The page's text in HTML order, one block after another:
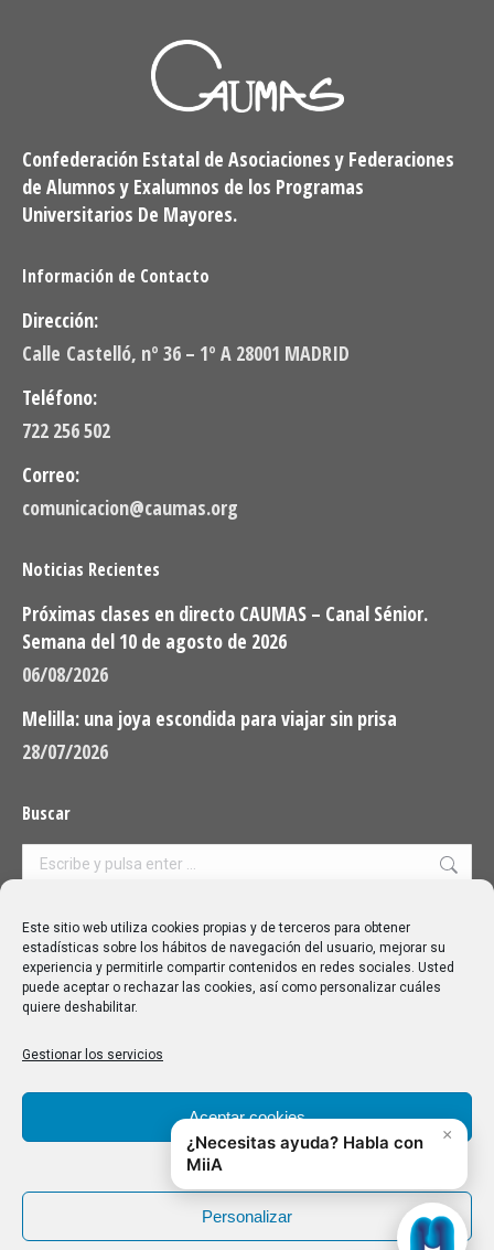
Este sitio web utiliza cookies propias y de terceros para obtener
estadísticas sobre los hábitos de navegación del usuario, mejorar su
experiencia y permitirle compartir contenidos en redes sociales. Usted
puede aceptar o rechazar las cookies, así como personalizar cuáles
quiere deshabilitar.
Gestionar los servicios
Aceptar cookies
Denegar
Personalizar
Confederación Estatal de Asociaciones y Federaciones
de Alumnos y Exalumnos de los Programas
Universitarios De Mayores.
Información de Contacto
Dirección:
Calle Castelló, nº 36 – 1º A 28001 MADRID
Teléfono:
722 256 502
Correo:
comunicacion@caumas.org
Noticias Recientes
Próximas clases en directo CAUMAS – Canal Sénior.
Semana del 10 de agosto de 2026
06/08/2026
Melilla: una joya escondida para viajar sin prisa
28/07/2026
Buscar
Buscar:
Aviso Legal|Política de privacidad|Política de cookies